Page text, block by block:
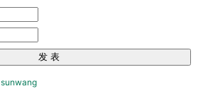
发 表
sunwang